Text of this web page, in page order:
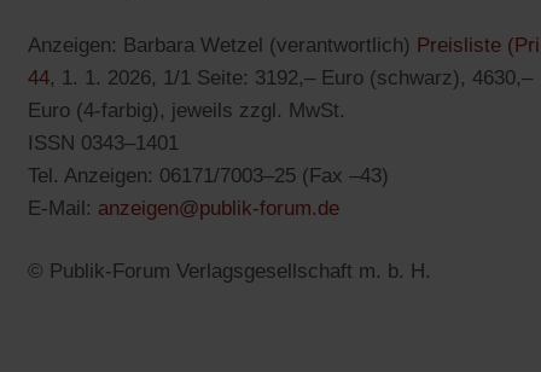
Anzeigen: Barbara Wetzel (verantwortlich) Preisliste
44(Öffnet
in
einem
neuen
Tab)
, 1. 1. 2026, 1/1 Seite: 3192,– Euro (schwarz), 4630,–
Euro (4-farbig), jeweils zzgl. MwSt.
ISSN 0343–1401
Tel. Anzeigen: 06171/7003–25 (Fax –43)
E-Mail: anzeigen@publik-forum.de(Öffnet
einem
© Publik-Forum Verlagsgesellschaft m. b. H.